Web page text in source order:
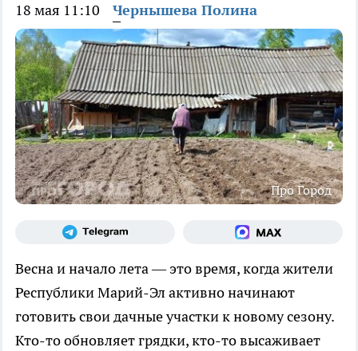
18 мая 11:10 Чернышева Полина
Про Город
Весна и начало лета — это время, когда жители
Республики Марий-Эл активно начинают
готовить свои дачные участки к новому сезону.
Кто-то обновляет грядки, кто-то высаживает